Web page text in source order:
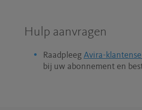
Hulp aanvragen
Raadpleeg Avira-
bij uw abonnement en